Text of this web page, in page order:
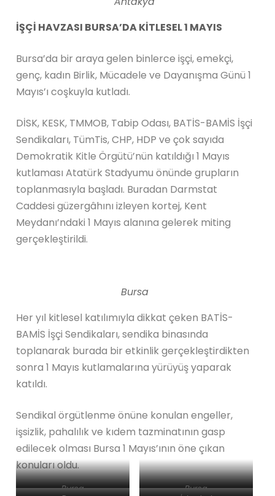
İŞÇİ HAVZASI BURSA’DA KİTLESEL 1 MAYIS
Bursa’da bir araya gelen binlerce işçi, emekçi,
genç, kadın Birlik, Mücadele ve Dayanışma Günü 1
Mayıs’ı coşkuyla kutladı.
DİSK, KESK, TMMOB, Tabip Odası, BATİS-BAMİS İşçi
Sendikaları, TümTis, CHP, HDP ve çok sayıda
Demokratik Kitle Örgütü’nün katıldığı 1 Mayıs
kutlaması Atatürk Stadyumu önünde grupların
toplanmasıyla başladı. Buradan Darmstat
Caddesi güzergâhını izleyen kortej, Kent
Meydanı’ndaki 1 Mayıs alanına gelerek miting
gerçekleştirildi.
Bursa
Her yıl kitlesel katılımıyla dikkat çeken BATİS-
BAMİS İşçi Sendikaları, sendika binasında
toplanarak burada bir etkinlik gerçekleştirdikten
sonra 1 Mayıs kutlamalarına yürüyüş yaparak
katıldı.
Sendikal örgütlenme önüne konulan engeller,
işsizlik, pahalılık ve kıdem tazminatının gasp
edilecek olması Bursa 1 Mayıs’ının öne çıkan
konuları oldu.
Bursa
Bursa